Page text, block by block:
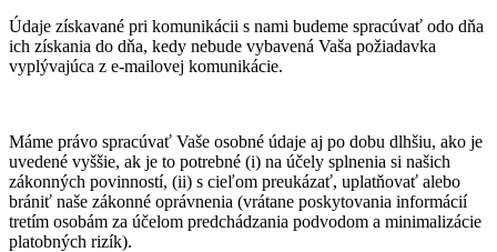
Údaje získavané pri komunikácii s nami budeme spracúvať odo dňa
ich získania do dňa, kedy nebude vybavená Vaša požiadavka
vyplývajúca z e-mailovej komunikácie.
Máme právo spracúvať Vaše osobné údaje aj po dobu dlhšiu, ako je
uvedené vyššie, ak je to potrebné (i) na účely splnenia si našich
zákonných povinností, (ii) s cieľom preukázať, uplatňovať alebo
brániť naše zákonné oprávnenia (vrátane poskytovania informácií
tretím osobám za účelom predchádzania podvodom a minimalizácie
platobných rizík).